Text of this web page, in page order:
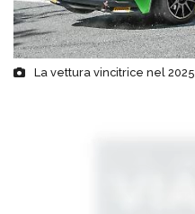
La vettura vincitrice nel 2025